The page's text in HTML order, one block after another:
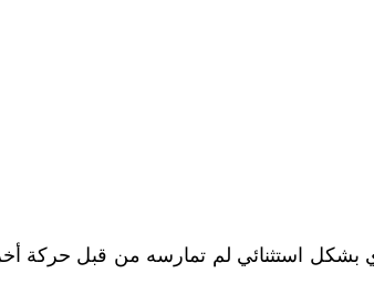
بشكل استثنائي لم تمارسه من قبل حركة